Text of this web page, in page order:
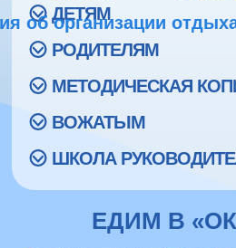
об организации
ДЕТЯМ
РОДИТЕЛЯМ
МЕТОДИЧЕСКАЯ
ВОЖАТЫМ
ШКОЛА
ЕДИМ В